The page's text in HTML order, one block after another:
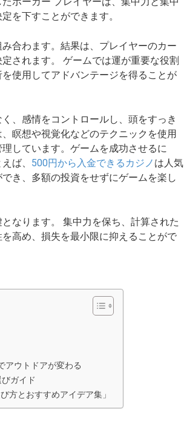
を下すことができます。
合わます。結果は、プレイヤーのカー
されます。 ゲームでは運が重要な役割
使用してアドバンテージを得ることが
、感情をコントロールし、頭をすっき
瞑想や視覚化などのテクニックを使用
しています。ゲームを成功させるに
ば、 500円から入金できるカジノ は人気
き、多額の投資をせずにゲームを楽し
なります。 集中力を保ち、計算された
高め、損失を最小限に抑えることがで
アウトドアが変わる
ガイド
方とおすすめアイデア集」